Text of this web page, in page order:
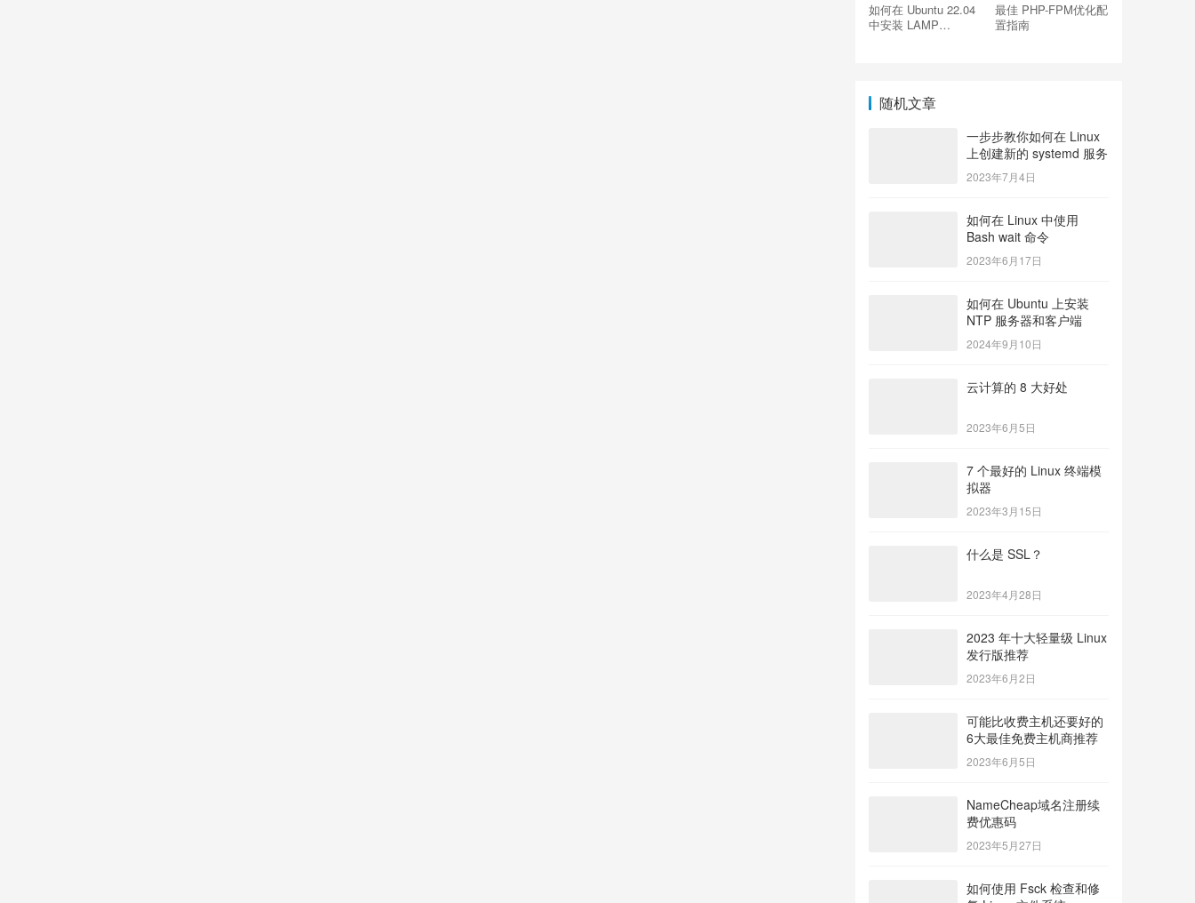
如何在 Ubuntu 22.04
中安装 LAMP
最佳 PHP-FPM优化配
置指南
随机文章
一步步教你如何在 Linux
上创建新的 systemd 服务
2023年7月4日
如何在 Linux 中使用
Bash wait 命令
2023年6月17日
如何在 Ubuntu 上安装
NTP 服务器和客户端
2024年9月10日
云计算的 8 大好处
2023年6月5日
7 个最好的 Linux 终端模
拟器
2023年3月15日
什么是 SSL？
2023年4月28日
2023 年十大轻量级 Linux
发行版推荐
2023年6月2日
可能比收费主机还要好的
6大最佳免费主机商推荐
2023年6月5日
NameCheap域名注册续
费优惠码
2023年5月27日
如何使用 Fsck 检查和修